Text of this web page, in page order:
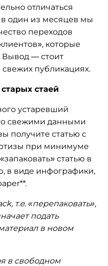
отличаться
один из месяцев мы
переходов
которые
Вывод — стоит
свежих публикациях.
стаей
устаревший
свежими данными
получите статью с
при минимуме
статью в
в виде инфографики,
т.е. «перепаковать»,
подать
в новом
в свободном